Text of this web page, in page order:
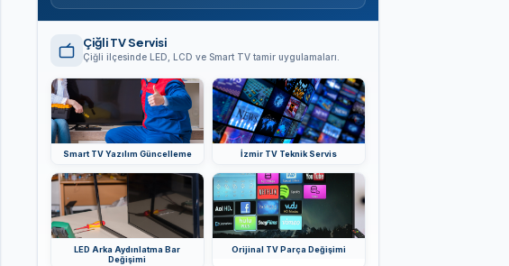
Çiğli TV Servisi
Çiğli ilçesinde LED, LCD ve Smart TV tamir uygulamaları.
Smart TV Yazılım Güncelleme İzmir TV Teknik Servis
LED Arka Aydınlatma Bar
Değişimi
Orijinal TV Parça Değişimi